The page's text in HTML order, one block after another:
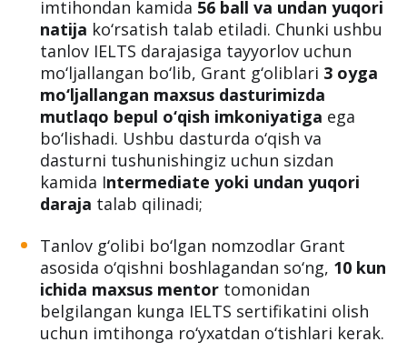
imtihondan kamida 56 ball va undan yuqori
natija ko‘rsatish talab etiladi. Chunki ushbu
tanlov IELTS darajasiga tayyorlov uchun
mo‘ljallangan bo‘lib, Grant g‘oliblari 3 oyga
mo‘ljallangan maxsus dasturimizda
mutlaqo bepul o‘qish imkoniyatiga ega
bo‘lishadi. Ushbu dasturda o‘qish va
dasturni tushunishingiz uchun sizdan
kamida Intermediate yoki undan yuqori
daraja talab qilinadi;
Tanlov g‘olibi bo‘lgan nomzodlar Grant
asosida o‘qishni boshlagandan so‘ng, 10 kun
ichida maxsus mentor tomonidan
belgilangan kunga IELTS sertifikatini olish
uchun imtihonga ro‘yxatdan o‘tishlari kerak.